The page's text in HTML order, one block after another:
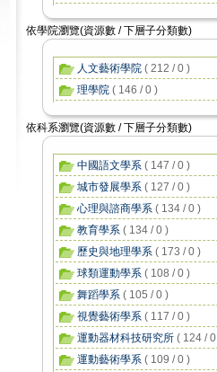
依學院瀏覽(資源數 / 下層子分類數)
人文藝術學院( 212 / 0 )
理學院( 146 / 0 )
依科系瀏覽(資源數 / 下層子分類數)
中國語文學系( 147 / 0 )
城市發展學系( 127 / 0 )
心理與諮商學系( 134 / 0 )
教育學系( 134 / 0 )
歷史與地理學系( 173 / 0 )
球類運動學系( 108 / 0 )
舞蹈學系( 105 / 0 )
視覺藝術學系( 117 / 0 )
運動器材科技研究所( 124 / 0
運動藝術學系( 109 / 0 )